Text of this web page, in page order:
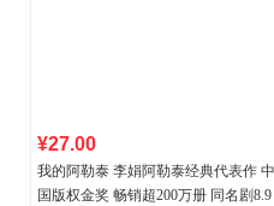
¥27.00
我的阿勒泰 李娟阿勒泰经典代表作 中
国版权金奖 畅销超200万册 同名剧8.9